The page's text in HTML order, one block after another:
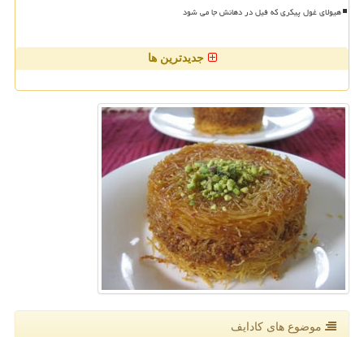
هیولای غول پیکری که فیل در دهانش جا می شود
جدیدترین ها
موضوع های كادایف